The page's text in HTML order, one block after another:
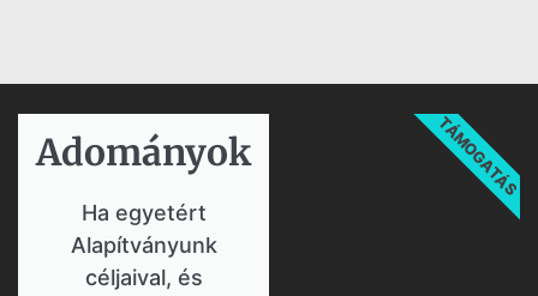
Adományok​
Ha egyetért
Alapítványunk
céljaival, és
TÁMOGATÁS